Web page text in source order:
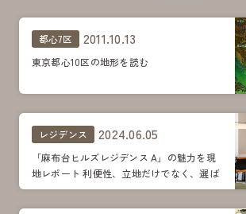
都心7区 2011.10.13
東京都心10区の地形を読む
レジデンス 2024.06.05
「麻布台ヒルズレジデンス A」の魅力を現
地レポート 利便性、立地だけでなく、選ば
れる理由は多数